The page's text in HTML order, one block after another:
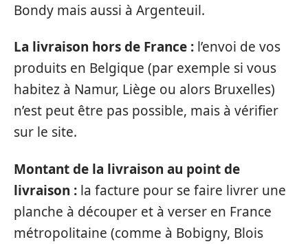
Bondy mais aussi à Argenteuil.
La livraison hors de France : l’envoi de vos
produits en Belgique (par exemple si vous
habitez à Namur, Liège ou alors Bruxelles)
n’est peut être pas possible, mais à vérifier
sur le site.
Montant de la livraison au point de
livraison : la facture pour se faire livrer une
planche à découper et à verser en France
métropolitaine (comme à Bobigny, Blois